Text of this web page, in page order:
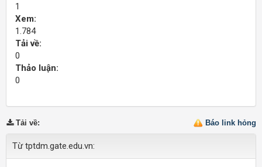
1
Xem:
1.784
Tải về:
0
Thảo luận:
0
Báo link hỏng
Tải về:
Từ tptdm.gate.edu.vn: